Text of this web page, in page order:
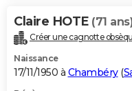
Claire HOTE (71
Créer une cagnotte
Naissance
17/11/1950 à Chambéry(